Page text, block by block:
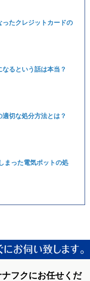
たクレジットカードの
るという話は本当？
切な処分方法とは？
まった電気ポットの処
フクにお任せくだ